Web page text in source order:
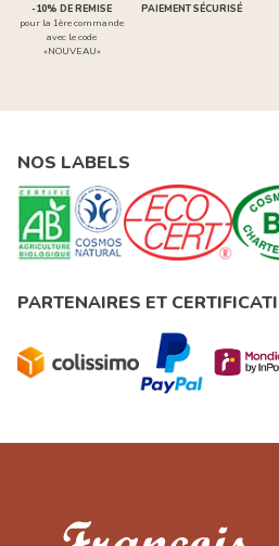
-10% DE REMISE
pour la 1ère commande
avec le code
«NOUVEAU»
PAIEMENT SÉCURISÉ
NOS LABELS
PARTENAIRES ET